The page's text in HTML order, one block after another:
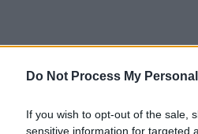
Do Not Process My
If you wish to opt-out of the sale,
sensitive information for targeted
României împotriva
European pentru a-i cere